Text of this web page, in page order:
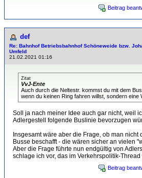
Beitrag
def
Re: Bahnhof Betriebsbahnhof Schöneweide bzw.
Umfeld
21.02.2021 01:16
Zitat
VvJ-Ente
Auch durch die Neltestr. kommst du mit dem
wenn du keinen Ring fahren willst, sondern eine
Soll ja nach meiner Idee auch gar nicht, weil
Adlergestell folgende Buslinie bevorzugen
Insgesamt wäre aber die Frage, ob man nicht
Busse beschafft - die wären sicher an vielen
Aber die Frage führte nun endgültig von
schlage ich vor, das im Verkehrspolitik-
Beitrag